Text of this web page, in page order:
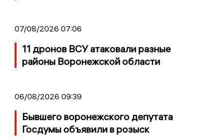
07/08/2026 07:06
11 дронов ВСУ атаковали разные
районы Воронежской области
06/08/2026 09:39
Бывшего воронежского депутата
Госдумы объявили в розыск